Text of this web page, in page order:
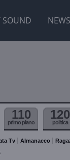
SOUND NEWS
110
primo piano
120
politica
Tv Almanacco